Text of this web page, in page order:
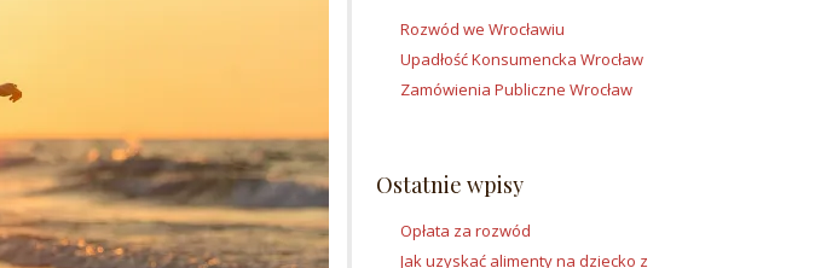
Rozwód we Wrocławiu
Upadłość Konsumencka Wrocław
Zamówienia Publiczne Wrocław
Ostatnie wpisy
Opłata za rozwód
Jak uzyskać alimenty na dziecko z